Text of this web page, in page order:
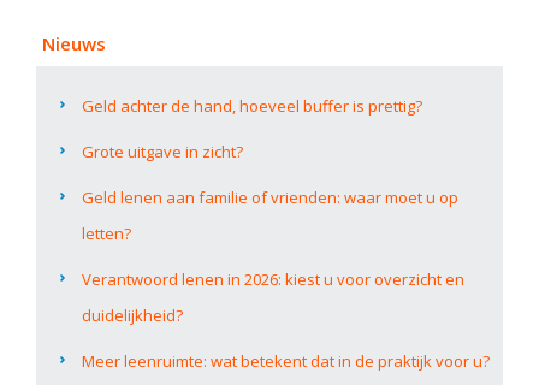
Nieuws
Geld achter de hand, hoeveel buffer is prettig?
Grote uitgave in zicht?
Geld lenen aan familie of vrienden: waar moet u op
letten?
Verantwoord lenen in 2026: kiest u voor overzicht en
duidelijkheid?
Meer leenruimte: wat betekent dat in de praktijk voor u?